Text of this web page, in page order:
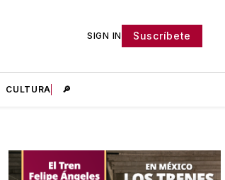
SIGN IN Suscríbete
CULTURA 🔎